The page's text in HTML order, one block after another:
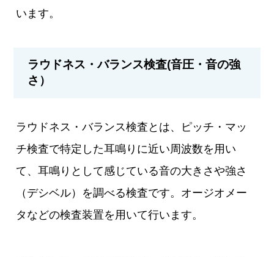
います。
ラウドネス・バランス検査(音圧・音の強
さ）
ラウドネス・バランス検査とは、ピッチ・マッ
チ検査で特定した耳鳴りに近い周波数を用い
て、耳鳴りとして感じている音の大きさや強さ
（デシベル）を調べる検査です。オージオメー
タなどの検査装置を用いて行います。